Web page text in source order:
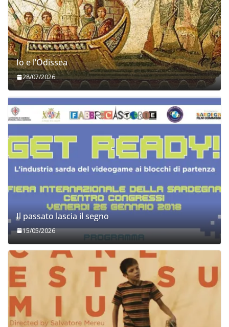
Io e l’Odissea
28/07/2026
Il passato lascia il segno
15/05/2026